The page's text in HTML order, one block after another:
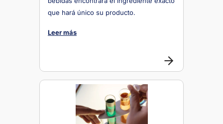
que hará único su producto.
Leer más